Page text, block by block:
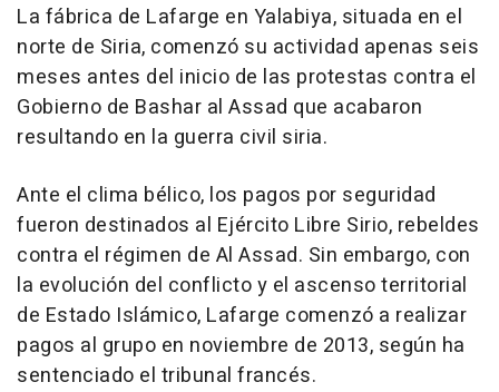
La fábrica de Lafarge en Yalabiya, situada en el
norte de Siria, comenzó su actividad apenas seis
meses antes del inicio de las protestas contra el
Gobierno de Bashar al Assad que acabaron
resultando en la guerra civil siria.
Ante el clima bélico, los pagos por seguridad
fueron destinados al Ejército Libre Sirio, rebeldes
contra el régimen de Al Assad. Sin embargo, con
la evolución del conflicto y el ascenso territorial
de Estado Islámico, Lafarge comenzó a realizar
pagos al grupo en noviembre de 2013, según ha
sentenciado el tribunal francés.